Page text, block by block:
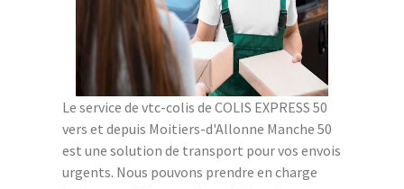
Le service de vtc-colis de COLIS EXPRESS 50
vers et depuis Moitiers-d'Allonne Manche 50
est une solution de transport pour vos envois
urgents. Nous pouvons prendre en charge